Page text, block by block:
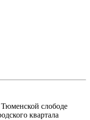
слободе
квартала